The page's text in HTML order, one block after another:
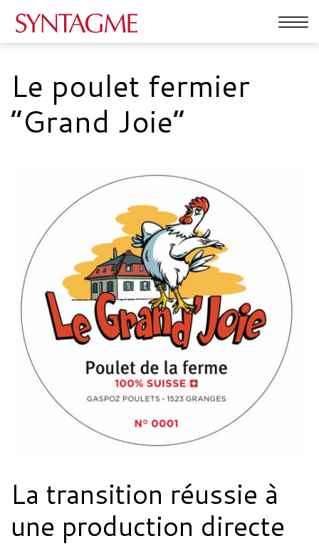
ACTUALITÉS
RÉFÉRENCES
CONTACT
la
Le poulet fermier
“Grand Joie”
La transition réussie à
une production directe